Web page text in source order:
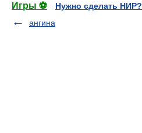
Игры ⚽
Нужно сделать НИР?
ангина